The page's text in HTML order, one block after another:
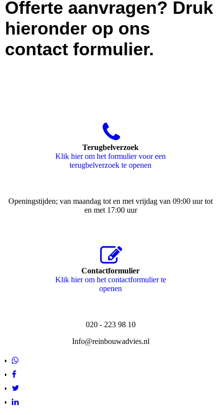
Offerte aanvragen? Druk
hieronder op ons
contact formulier.
Terugbelverzoek
Klik hier om het formulier voor een
terugbelverzoek te openen
Openingstijden; van maandag tot en met vrijdag van 09:00 uur tot
en met 17:00 uur
Contactformulier
Klik hier om het contactformulier te
openen
020 - 223 98 10
Info@reinbouwadvies.nl